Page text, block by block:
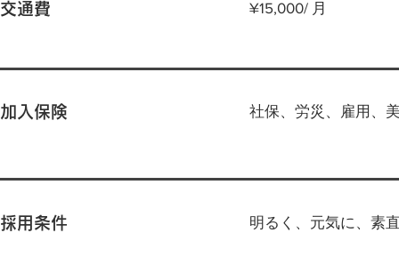
交通費 ¥15,000/ 月
加入保険 社保、労災、雇用、
採用条件 明るく、元気に、素